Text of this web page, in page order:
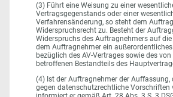
(3) Führt eine Weisung zu einer
Vertragsgegenstands oder einer
Verfahrensänderung, so steht dem
Widerspruchsrecht zu. Besteht der
Widerspruchs des Auftragnehmers auf
dem Auftragnehmer ein
bezüglich des AV-Vertrages sowie des von
betroffenen Bestandteils des
(4) Ist der Auftragnehmer der Auffassung,
gegen datenschutzrechtliche Vorschriften